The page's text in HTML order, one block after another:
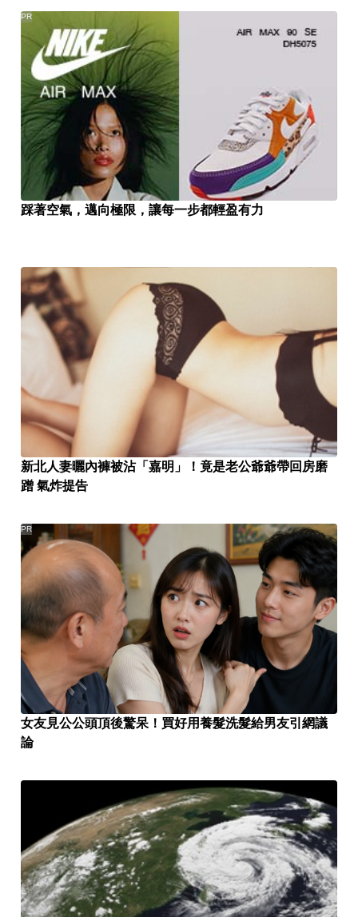
踩著空氣，邁向極限，讓每一步都輕盈有力
PR
新北人妻曬內褲被沾「嘉明」！竟是老公爺爺帶回房磨
蹭 氣炸提告
女友見公公頭頂後驚呆！買好用養髮洗髮給男友引網議
論
PR